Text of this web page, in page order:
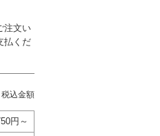
注文い
払くだ
税込金額
円～